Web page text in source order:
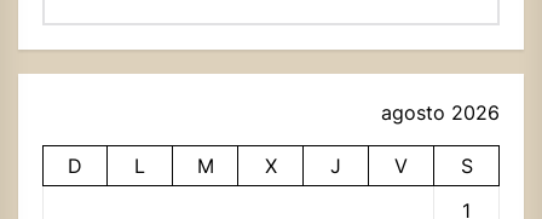
agosto 2026
D L M X J V
S
1